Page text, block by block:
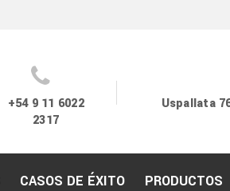
+54 9 11 6022
2317
Uspallata
CASOS DE ÉXITO PRODUCTOS